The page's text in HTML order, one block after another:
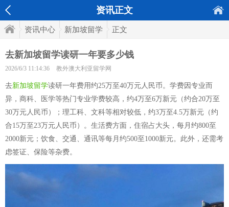
资讯正文
资讯中心 新加坡留学 正文
去新加坡留学读研一年要多少钱
2026/6/3 11:14:36 教外澳大利亚留学网
去新加坡留学读研一年费用约25万至40万元人民币。学费因专业而
异，商科、医学等热门专业学费较高，约4万至6万新元（约合20万至
30万元人民币）；理工科、文科等相对较低，约3万至4.5万新元（约
合15万至23万元人民币）。生活费方面，住宿占大头，每月约800至
2000新元；饮食、交通、通讯等每月约500至1000新元。此外，还需考
虑签证、保险等杂费。